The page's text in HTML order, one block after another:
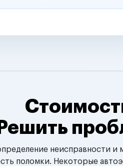
Решить
неисправности
поломки. Некоторые